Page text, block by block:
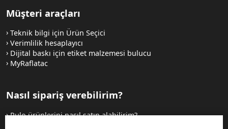
Müşteri araçları
Teknik bilgi için Ürün Seçici
Verimlilik hesaplayıcı
Dijital baskı için etiket malzemesi bulucu
MyRaflatac
Nasıl sipariş verebilirim?
Rulo ürünlerini nasıl satın alabilirim?